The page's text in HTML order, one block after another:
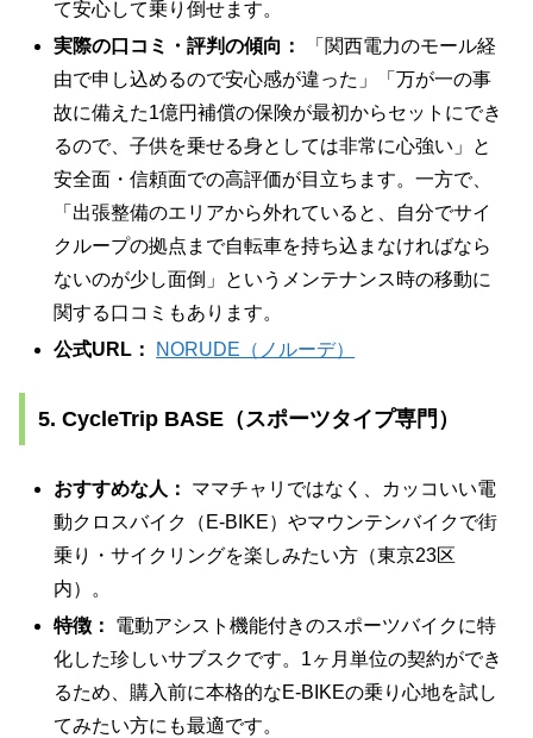
て安心して乗り倒せます。
実際の口コミ・評判の傾向：
「関西電力のモール経
由で申し込めるので安心感が違った」「万が一の事
故に備えた1億円補償の保険が最初からセットにでき
るので、子供を乗せる身としては非常に心強い」と
安全面・信頼面での高評価が目立ちます。一方で、
「出張整備のエリアから外れていると、自分でサイ
クループの拠点まで自転車を持ち込まなければなら
ないのが少し面倒」というメンテナンス時の移動に
関する口コミもあります。
公式URL：
NORUDE（ノルーデ）
5. CycleTrip BASE（スポーツタイプ専門）
おすすめな人：
ママチャリではなく、カッコいい電
動クロスバイク（E-BIKE）やマウンテンバイクで街
乗り・サイクリングを楽しみたい方（東京23区
内）。
特徴：
電動アシスト機能付きのスポーツバイクに特
化した珍しいサブスクです。1ヶ月単位の契約ができ
るため、購入前に本格的なE-BIKEの乗り心地を試し
てみたい方にも最適です。